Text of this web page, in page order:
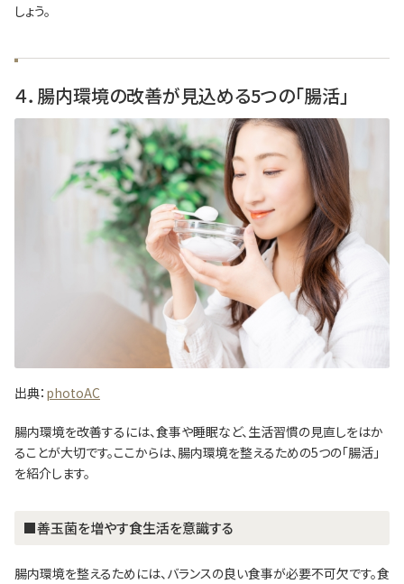
しょう。
４．腸内環境の改善が見込める5つの「腸活」
出典： photoAC
腸内環境を改善するには、食事や睡眠など、生活習慣の見直しをはか
ることが大切です。ここからは、腸内環境を整えるための5つの「腸活」
を紹介します。
■善玉菌を増やす食生活を意識する
腸内環境を整えるためには、バランスの良い食事が必要不可欠です。食